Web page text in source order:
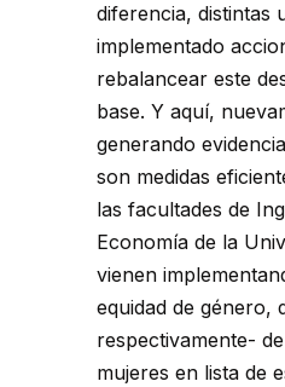
diferencia, distintas
implementado
rebalancear este
base. Y aquí,
generando
son medidas
las facultades de
Economía de la
vienen
equidad de género,
respectivamente-
mujeres en lista de